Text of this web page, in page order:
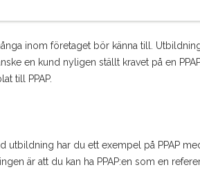
inom företaget bör känna till.
en kund nyligen ställt kravet på en
till PPAP.
utbildning har du ett exempel på PPAP
är att du kan ha PPAP:en som en